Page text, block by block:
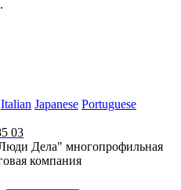
Italian Japanese Portuguese
03
Дела" многопрофильная
компания